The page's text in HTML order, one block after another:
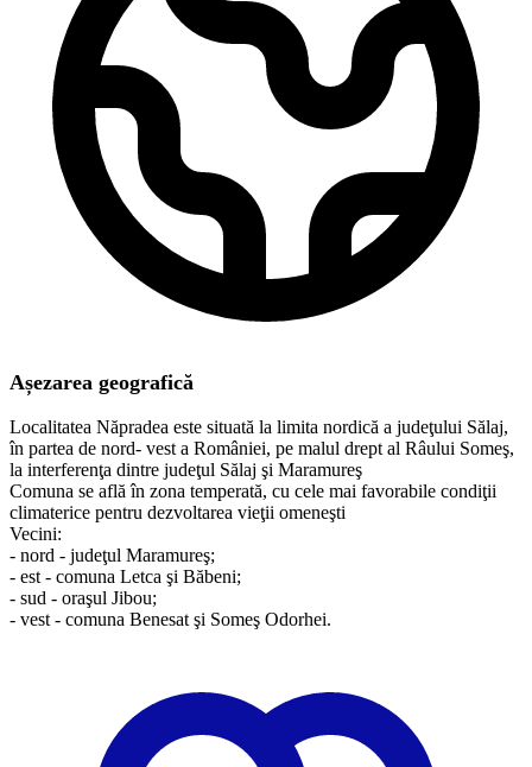
Așezarea geografică
Localitatea Năpradea este situată la limita nordică a judeţului Sălaj,
în partea de nord- vest a României, pe malul drept al Râului Someş,
la interferenţa dintre judeţul Sălaj şi Maramureş
Comuna se află în zona temperată, cu cele mai favorabile condiţii
climaterice pentru dezvoltarea vieţii omeneşti
Vecini:
- nord - judeţul Maramureş;
- est - comuna Letca şi Băbeni;
- sud - oraşul Jibou;
- vest - comuna Benesat şi Someş Odorhei.